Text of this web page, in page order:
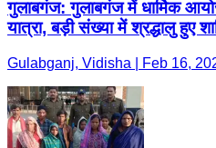
गुलाबगंज: गुलाबगंज में धार्मिक
यात्रा, बड़ी संख्या में श्रद्धालु हुए
Gulabganj, Vidisha | Feb 16,